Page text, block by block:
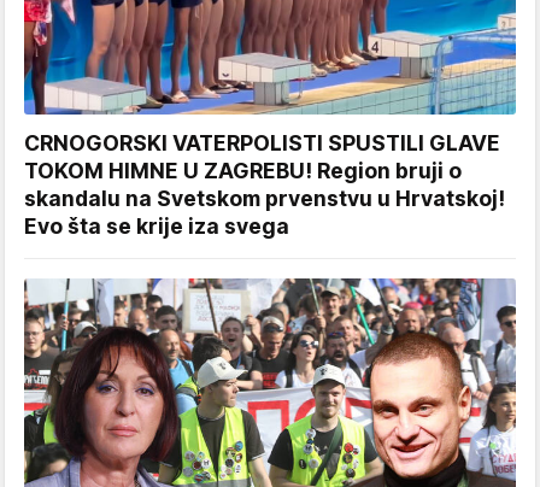
CRNOGORSKI VATERPOLISTI SPUSTILI GLAVE
TOKOM HIMNE U ZAGREBU! Region bruji o
skandalu na Svetskom prvenstvu u Hrvatskoj!
Evo šta se krije iza svega